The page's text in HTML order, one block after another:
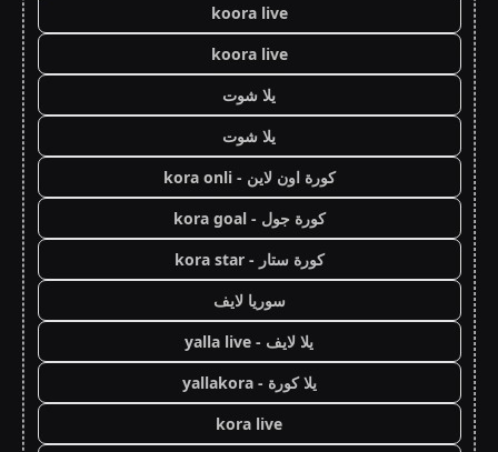
koora live
koora live
يلا شوت
يلا شوت
كورة اون لاين - kora onli
كورة جول - kora goal
كورة ستار - kora star
سوريا لايف
يلا لايف - yalla live
يلا كورة - yallakora
kora live